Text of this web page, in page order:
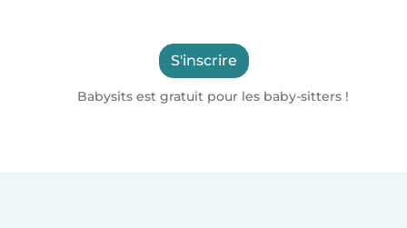
S'inscrire
Babysits est gratuit pour les baby-sitters !